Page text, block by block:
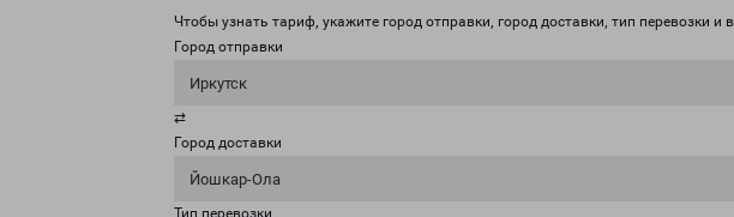
Чтобы узнать тариф, укажите город отправки, город доставки, тип перевозки и
Город отправки
Иркутск
⇄
Город доставки
Йошкар-Ола
Тип перевозки